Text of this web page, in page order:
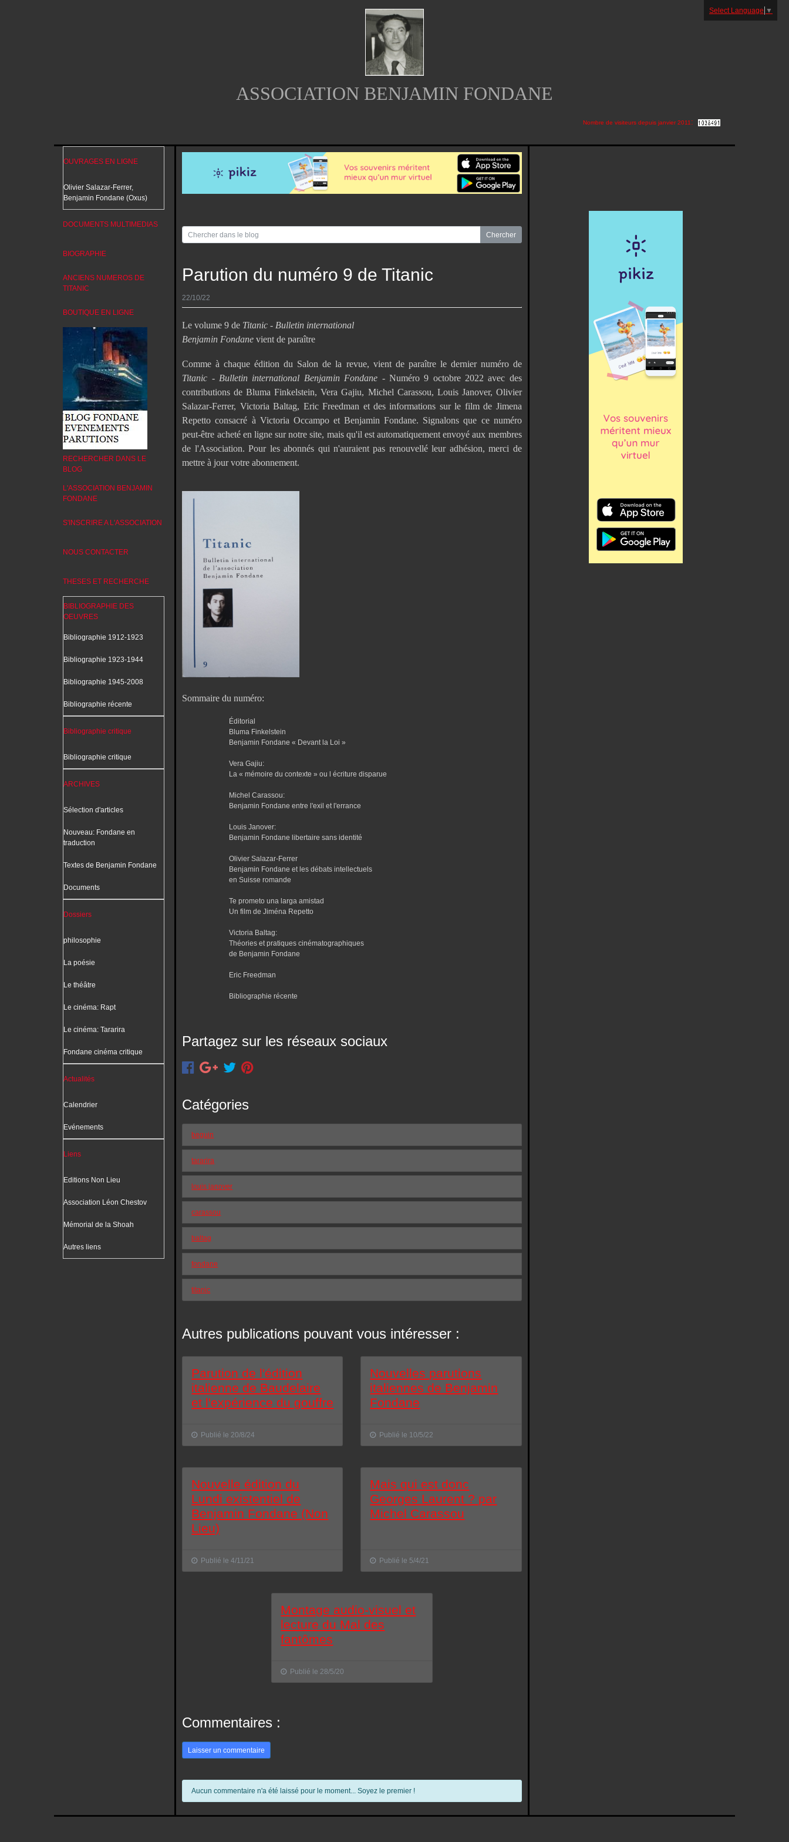
Select Language ▼
ASSOCIATION BENJAMIN FONDANE
Nombre de visiteurs depuis janvier 2011 :
OUVRAGES EN LIGNE
Olivier Salazar-Ferrer,
Benjamin Fondane (Oxus)
DOCUMENTS MULTIMEDIAS
BIOGRAPHIE
ANCIENS NUMEROS DE
TITANIC
BOUTIQUE EN LIGNE
RECHERCHER DANS LE
BLOG
L'ASSOCIATION BENJAMIN
FONDANE
S'INSCRIRE A L'ASSOCIATION
NOUS CONTACTER
THESES ET RECHERCHE
BIBLIOGRAPHIE DES
OEUVRES
Bibliographie 1912-1923
Bibliographie 1923-1944
Bibliographie 1945-2008
Bibliographie récente
Bibliographie critique
Bibliographie critique
ARCHIVES
Sélection d'articles
Nouveau: Fondane en
traduction
Textes de Benjamin Fondane
Documents
Dossiers
philosophie
La poésie
Le théâtre
Le cinéma: Rapt
Le cinéma: Tararira
Fondane cinéma critique
Actualités
Calendrier
Evénements
Liens
Editions Non Lieu
Association Léon Chestov
Mémorial de la Shoah
Autres liens
Parution du numéro 9 de Titanic
22/10/22
Le volume 9 de Titanic - Bulletin international
Benjamin Fondane vient de paraître
Comme à chaque édition du Salon de la revue, vient de paraître le dernier numéro de
Titanic - Bulletin international Benjamin Fondane - Numéro 9 octobre 2022 avec des
contributions de Bluma Finkelstein, Vera Gajiu, Michel Carassou, Louis Janover, Olivier
Salazar-Ferrer, Victoria Baltag, Eric Freedman et des informations sur le film de Jimena
Repetto consacré à Victoria Occampo et Benjamin Fondane. Signalons que ce numéro
peut-être acheté en ligne sur notre site, mais qu'il est automatiquement envoyé aux membres
de l'Association. Pour les abonnés qui n'auraient pas renouvellé leur adhésion, merci de
mettre à jour votre abonnement.
Sommaire du numéro:
Éditorial
Bluma Finkelstein
Benjamin Fondane « Devant la Loi »
Vera Gajiu:
La « mémoire du contexte » ou l écriture disparue
Michel Carassou:
Benjamin Fondane entre l'exil et l'errance
Louis Janover:
Benjamin Fondane libertaire sans identité
Olivier Salazar-Ferrer
Benjamin Fondane et les débats intellectuels
en Suisse romande
Te prometo una larga amistad
Un film de Jiména Repetto
Victoria Baltag:
Théories et pratiques cinématographiques
de Benjamin Fondane
Eric Freedman
Bibliographie récente
Partagez sur les réseaux sociaux
Catégories
beguin
tararira
louis janover
carassou
baltag
fondane
titanic
Autres publications pouvant vous intéresser :
Parution de l'édition
italienne de Baudelaire
et l'expérience du gouffre
Publié le 20/8/24
Nouvelles parutions
italiennes de Benjamin
Fondane
Publié le 10/5/22
Nouvelle édition du
Lundi existentiel de
Benjamin Fondane (Non
Lieu)
Publié le 4/11/21
Mais qui est donc
Georges Laurent ? par
Michel Carassou
Publié le 5/4/21
Montage audio-visuel et
lecture du Mal des
fantômes
Publié le 28/5/20
Commentaires :
Laisser un commentaire
Aucun commentaire n'a été laissé pour le moment... Soyez le premier !